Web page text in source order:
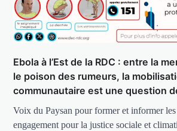
Ebola à l’Est de la RDC : entre la
le poison des rumeurs, la
communautaire est une question
Voix du Paysan pour former et informer
engagement pour la justice sociale et